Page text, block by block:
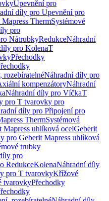
Upevnění pro
díly pro Upevnění pro
ThermSystémové
pro
NátrubkyRedukceNáhradní
pro KolenaT
Přechodky
rozebíratelnéNáhradní díly pro
kompenzátoryNáhradní
Náhradní díly pro VíčkaT
pro T tvarovky pro
díly pro Připojení pro
ThermSystémová
Mapress uhlíková ocelGeberit
pro Geberit Mapress uhlíková
trubky
pro
RedukceKolenaNáhradní díly
pro T tvarovkyKřížové
tvarovkyPřechodky